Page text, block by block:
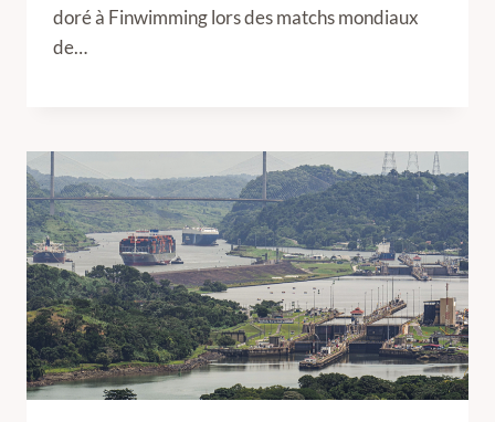
doré à Finwimming lors des matchs mondiaux
de…